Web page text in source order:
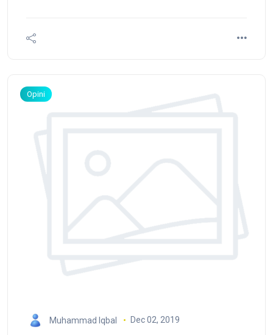
Opini
Muhammad Iqbal Dec 02, 2019